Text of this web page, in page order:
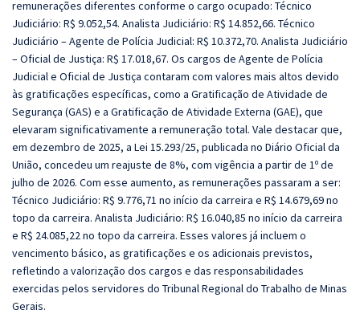
remunerações diferentes conforme o cargo ocupado: Técnico
Judiciário: R$ 9.052,54. Analista Judiciário: R$ 14.852,66. Técnico
Judiciário – Agente de Polícia Judicial: R$ 10.372,70. Analista Judiciário
– Oficial de Justiça: R$ 17.018,67. Os cargos de Agente de Polícia
Judicial e Oficial de Justiça contaram com valores mais altos devido
às gratificações específicas, como a Gratificação de Atividade de
Segurança (GAS) e a Gratificação de Atividade Externa (GAE), que
elevaram significativamente a remuneração total. Vale destacar que,
em dezembro de 2025, a Lei 15.293/25, publicada no Diário Oficial da
União, concedeu um reajuste de 8%, com vigência a partir de 1º de
julho de 2026. Com esse aumento, as remunerações passaram a ser:
Técnico Judiciário: R$ 9.776,71 no início da carreira e R$ 14.679,69 no
topo da carreira. Analista Judiciário: R$ 16.040,85 no início da carreira
e R$ 24.085,22 no topo da carreira. Esses valores já incluem o
vencimento básico, as gratificações e os adicionais previstos,
refletindo a valorização dos cargos e das responsabilidades
exercidas pelos servidores do Tribunal Regional do Trabalho de Minas
Gerais.